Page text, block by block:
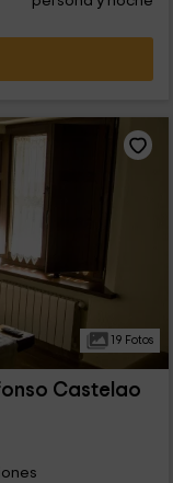
19 Fotos
Castelao